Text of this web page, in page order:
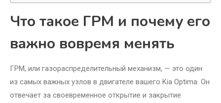
Что такое ГРМ и почему его
важно вовремя менять
ГРМ, или газораспределительный механизм, — это один
из самых важных узлов в двигателе вашего Kia Optima. Он
отвечает за своевременное открытие и закрытие